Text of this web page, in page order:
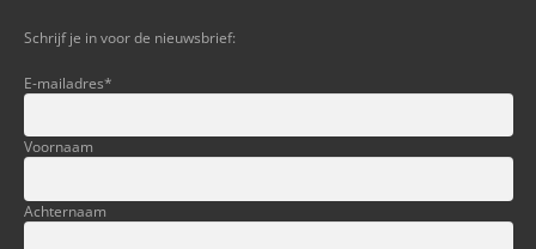
Schrijf je in voor de nieuwsbrief:
E-mailadres*
Voornaam
Achternaam